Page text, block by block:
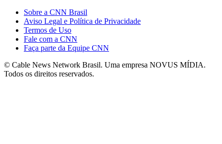
Sobre a CNN Brasil
Aviso Legal e Política de Privacidade
Termos de Uso
Fale com a CNN
Faça parte da Equipe CNN
© Cable News Network Brasil. Uma empresa NOVUS MÍDIA.
Todos os direitos reservados.